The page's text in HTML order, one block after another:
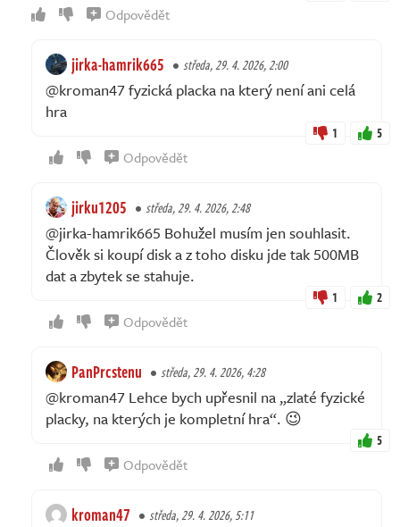
Odpovědět
jirka-hamrik665 středa, 29. 4. 2026, 2:00
@kroman47 fyzická placka na který není ani celá
hra
1 5
Odpovědět
jirku1205 středa, 29. 4. 2026, 2:48
@jirka-hamrik665 Bohužel musím jen souhlasit.
Člověk si koupí disk a z toho disku jde tak 500MB
dat a zbytek se stahuje.
1 2
Odpovědět
PanPrcstenu středa, 29. 4. 2026, 4:28
@kroman47 Lehce bych upřesnil na „zlaté fyzické
placky, na kterých je kompletní hra“. 😉
5
Odpovědět
kroman47 středa, 29. 4. 2026, 5:11